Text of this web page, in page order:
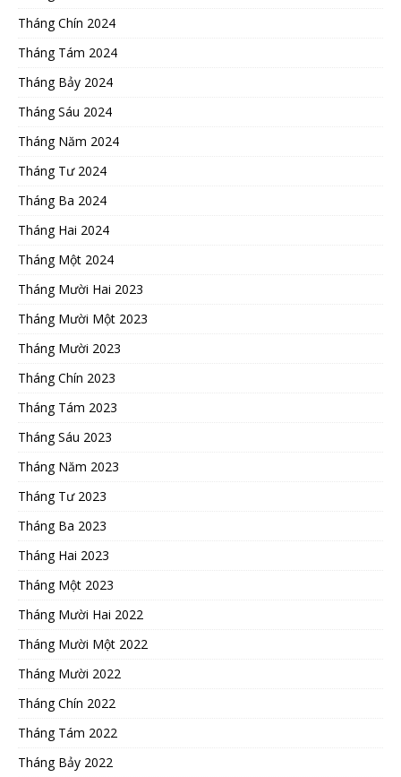
Tháng Chín 2024
Tháng Tám 2024
Tháng Bảy 2024
Tháng Sáu 2024
Tháng Năm 2024
Tháng Tư 2024
Tháng Ba 2024
Tháng Hai 2024
Tháng Một 2024
Tháng Mười Hai 2023
Tháng Mười Một 2023
Tháng Mười 2023
Tháng Chín 2023
Tháng Tám 2023
Tháng Sáu 2023
Tháng Năm 2023
Tháng Tư 2023
Tháng Ba 2023
Tháng Hai 2023
Tháng Một 2023
Tháng Mười Hai 2022
Tháng Mười Một 2022
Tháng Mười 2022
Tháng Chín 2022
Tháng Tám 2022
Tháng Bảy 2022